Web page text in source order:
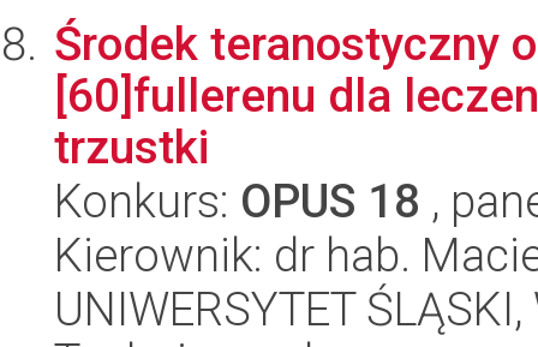
Środek teranostyczny
[60]fullerenu dla
trzustki
Konkurs: OPUS 18 ,
Kierownik: dr hab.
UNIWERSYTET